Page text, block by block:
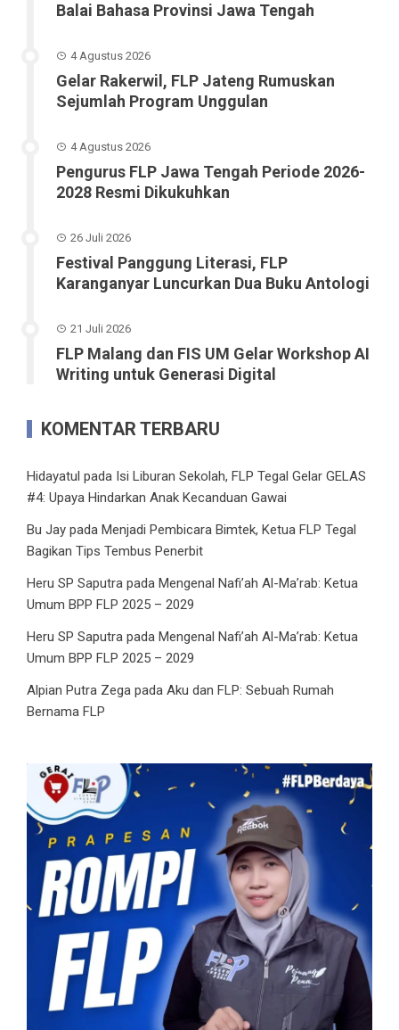
Balai Bahasa Provinsi Jawa Tengah
4 Agustus 2026
Gelar Rakerwil, FLP Jateng Rumuskan
Sejumlah Program Unggulan
4 Agustus 2026
Pengurus FLP Jawa Tengah Periode 2026-
2028 Resmi Dikukuhkan
26 Juli 2026
Festival Panggung Literasi, FLP
Karanganyar Luncurkan Dua Buku Antologi
21 Juli 2026
FLP Malang dan FIS UM Gelar Workshop AI
Writing untuk Generasi Digital
KOMENTAR TERBARU
Hidayatul pada Isi Liburan Sekolah, FLP Tegal Gelar GELAS
#4: Upaya Hindarkan Anak Kecanduan Gawai
Bu Jay pada Menjadi Pembicara Bimtek, Ketua FLP Tegal
Bagikan Tips Tembus Penerbit
Heru SP Saputra pada Mengenal Nafi’ah Al-Ma’rab: Ketua
Umum BPP FLP 2025 – 2029
Heru SP Saputra pada Mengenal Nafi’ah Al-Ma’rab: Ketua
Umum BPP FLP 2025 – 2029
Alpian Putra Zega pada Aku dan FLP: Sebuah Rumah
Bernama FLP